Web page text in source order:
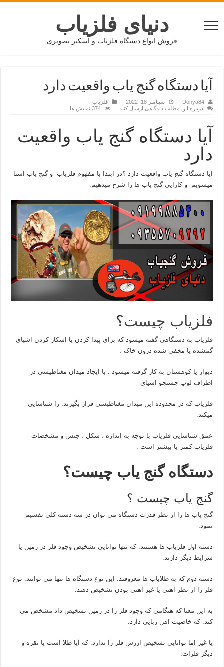
دنیای فلزیاب
فروش انواع دستگاه فلزیاب و اسکنر تصویری
آیا دستگاه گنج یاب واقعیت دارد
Donya84 سپتامبر 18, 2022
فلزیاب
درباره این مطلب دیدگاهی ارسال کنید
374 نمایش ها
آیا دستگاه گنج یاب واقعیت
دارد
آیا دستگاه گنج یاب واقعیت دارد ؟در ابتدا با مفهوم فلزیاب و گنج یاب آشنا
میشویم و کارایی گنج یاب ها را شرح میدهیم.
فلزیاب چیست؟
فلزیاب به دستگاهی گفته میشود که برای پیدا کردن یا اشکار کردن اشیای
گمشده یا مخفی شده درون خاک ،
دیوار یا کوهستان به کار گرفته میشود . با ایجاد میدان مغناطیسی در
اطراف لوپ جستجو اشیای
فلزیاب که در محدوده این میدان مغناطیسی قرار بگیرند. را شناسایی
میکند.
عمق شناسایی فلزیاب با توجه به اندازه ، شکل ، جنس و مشخصات
فلزیاب کمتر یا بیشتر است .
دستگاه گنج یاب چیست؟
گنج یاب چیست ؟
گنج یاب ها را از نظر قدرت دستگاه می توان در سه دسته کلی تقسیم
نمود.
دسته اول فلزیاب ها هستند. که تنها توانایی تشخیص وجود فلز در زمین یا
شرایط دیگر دارند.
دسته دوم که به طلایاب ها معروفند. این نوع دستگاه ها تنها می توانند. نوع
فلز را از نظر آهنی یا غیر آهنی بودن تشخیص دهند.
به این معنا که هنگامی که وجود فلز را در زمین تشخیص داد مشخص می
کند. که خاصیت اهن ربایی دارد.
یا غیر اما توانایی تشخیص ارزش فلز را ندارد. که آیا طلا است یا نقره و
دیگر فلزات.